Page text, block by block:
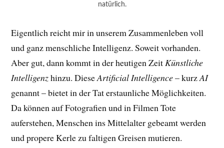
natürlich.
Eigentlich reicht mir in unserem Zusammenleben voll
und ganz menschliche Intelligenz. Soweit vorhanden.
Aber gut, dann kommt in der heutigen ZeitKünstliche
Intelligenzhinzu. DieseArtificial Intelligence– kurzAI
genannt – bietet in der Tat erstaunliche Möglichkeiten.
Da können auf Fotografien und in Filmen Tote
auferstehen, Menschen ins Mittelalter gebeamt werden
und propere Kerle zu faltigen Greisen mutieren.